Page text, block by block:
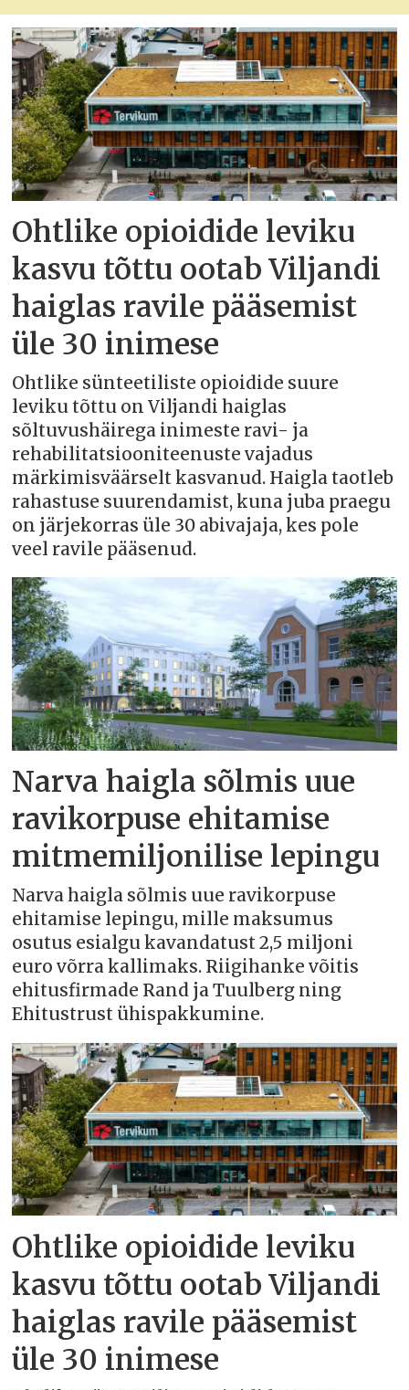
Ohtlike opioidide leviku
kasvu tõttu ootab Viljandi
haiglas ravile pääsemist
üle 30 inimese
Ohtlike sünteetiliste opioidide suure
leviku tõttu on Viljandi haiglas
sõltuvushäirega inimeste ravi- ja
rehabilitatsiooniteenuste vajadus
märkimisväärselt kasvanud. Haigla taotleb
rahastuse suurendamist, kuna juba praegu
on järjekorras üle 30 abivajaja, kes pole
veel ravile pääsenud.
Narva haigla sõlmis uue
ravikorpuse ehitamise
mitmemiljonilise lepingu
Narva haigla sõlmis uue ravikorpuse
ehitamise lepingu, mille maksumus
osutus esialgu kavandatust 2,5 miljoni
euro võrra kallimaks. Riigihanke võitis
ehitusfirmade Rand ja Tuulberg ning
Ehitustrust ühispakkumine.
Ohtlike opioidide leviku
kasvu tõttu ootab Viljandi
haiglas ravile pääsemist
üle 30 inimese